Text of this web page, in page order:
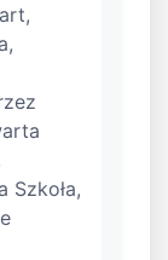
Szkoła,